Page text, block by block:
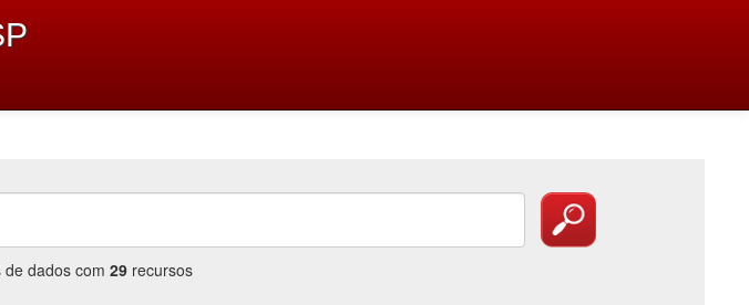
de dados com 29 recursos